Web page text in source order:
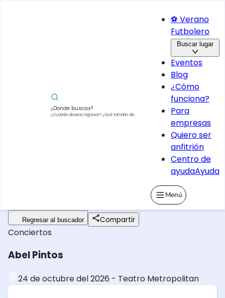
¿Donde buscas?
¿Cuando deseas ingresar?¿Qué tamaño de
⚽ Verano
Futbolero
Buscar lugar
Eventos
Blog
¿Cómo
funciona?
Para
empresas
Quiero ser
anfitrión
Centro de
ayudaAyuda
Menú
Regresar al buscador Compartir
Conciertos
Abel Pintos
24 de octubre del 2026 - Teatro Metropolitan